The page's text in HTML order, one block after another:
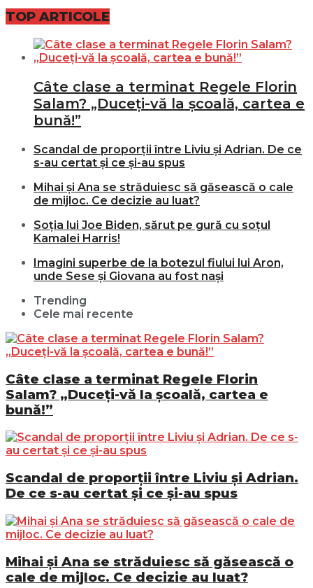
TOP ARTICOLE
Câte clase a terminat Regele Florin
Salam? „Duceți-vă la școală, cartea e
bună!”
Scandal de proporții între Liviu și Adrian. De ce
s-au certat și ce și-au spus
Mihai și Ana se străduiesc să găsească o cale
de mijloc. Ce decizie au luat?
Soția lui Joe Biden, sărut pe gură cu soțul
Kamalei Harris!
Imagini superbe de la botezul fiului lui Aron,
unde Sese și Giovana au fost nași
Trending
Cele mai recente
Câte clase a terminat Regele Florin
Salam? „Duceți-vă la școală, cartea e
bună!”
Scandal de proporții între Liviu și Adrian.
De ce s-au certat și ce și-au spus
Mihai și Ana se străduiesc să găsească o
cale de mijloc. Ce decizie au luat?